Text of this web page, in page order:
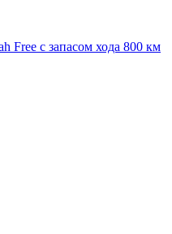
Free с запасом хода 800 км